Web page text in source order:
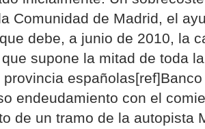
Comunidad de Madrid, el
debe, a junio de 2010, la
supone la mitad de toda
endeudamiento con el
de un tramo de la autopista